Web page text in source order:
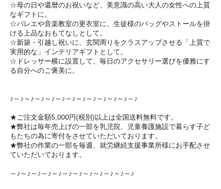
☆母の日や還暦のお祝いなど、美意識の高い大人の女性への上質
なギフトに。
☆バレエや音楽教室の更衣室に、生徒様のバッグやストールを掛
ける上品なおもてなしとして。
☆新築・引越し祝いに、玄関周りをクラスアップさせる「上質で
実用的な」インテリアギフトとして。
☆ドレッサー横に設置して、毎日のアクセサリー選びを優雅にす
る自分へのご褒美に。
♪～♪～♪～♪～♪～♪～♪～♪～♪～♪～♪～♪～♪
★ご注文金額5,000円(税別)以上は全国送料無料です。
★弊社は毎年売上げの一部を乳児院、児童養護施設で暮らす子ど
もたちの為に寄付をさせていただいております。
★弊社の作業の一部を毎週、就労継続支援事業所様にお手配させ
ていただいております。
～♪～♪～♪～♪～♪～♪～♪～♪～♪～♪～♪～♪